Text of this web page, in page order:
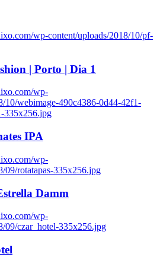
wp-content/uploads/2018/10/pf-
| Porto | Dia 1
wp-
10/webimage-490c4386-0d44-42f1-
335x256.jpg
IPA
wp-
09/rotatapas-335x256.jpg
Damm
wp-
09/czar_hotel-335x256.jpg